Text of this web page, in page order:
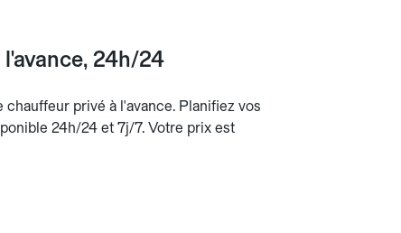
24h/24
privé à l'avance. Planifiez vos
24h/24 et 7j/7. Votre prix est